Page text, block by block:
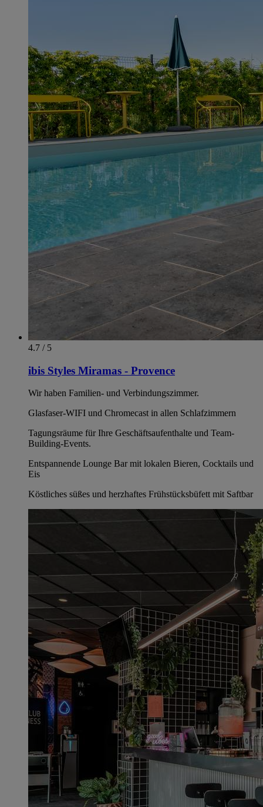
4.7 / 5
ibis Styles Miramas - Provence
Wir haben Familien- und Verbindungszimmer.
Glasfaser-WIFI und Chromecast in allen Schlafzimmern
Tagungsräume für Ihre Geschäftsaufenthalte und Team-
Building-Events.
Entspannende Lounge Bar mit lokalen Bieren, Cocktails und
Eis
Köstliches süßes und herzhaftes Frühstücksbüfett mit Saftbar